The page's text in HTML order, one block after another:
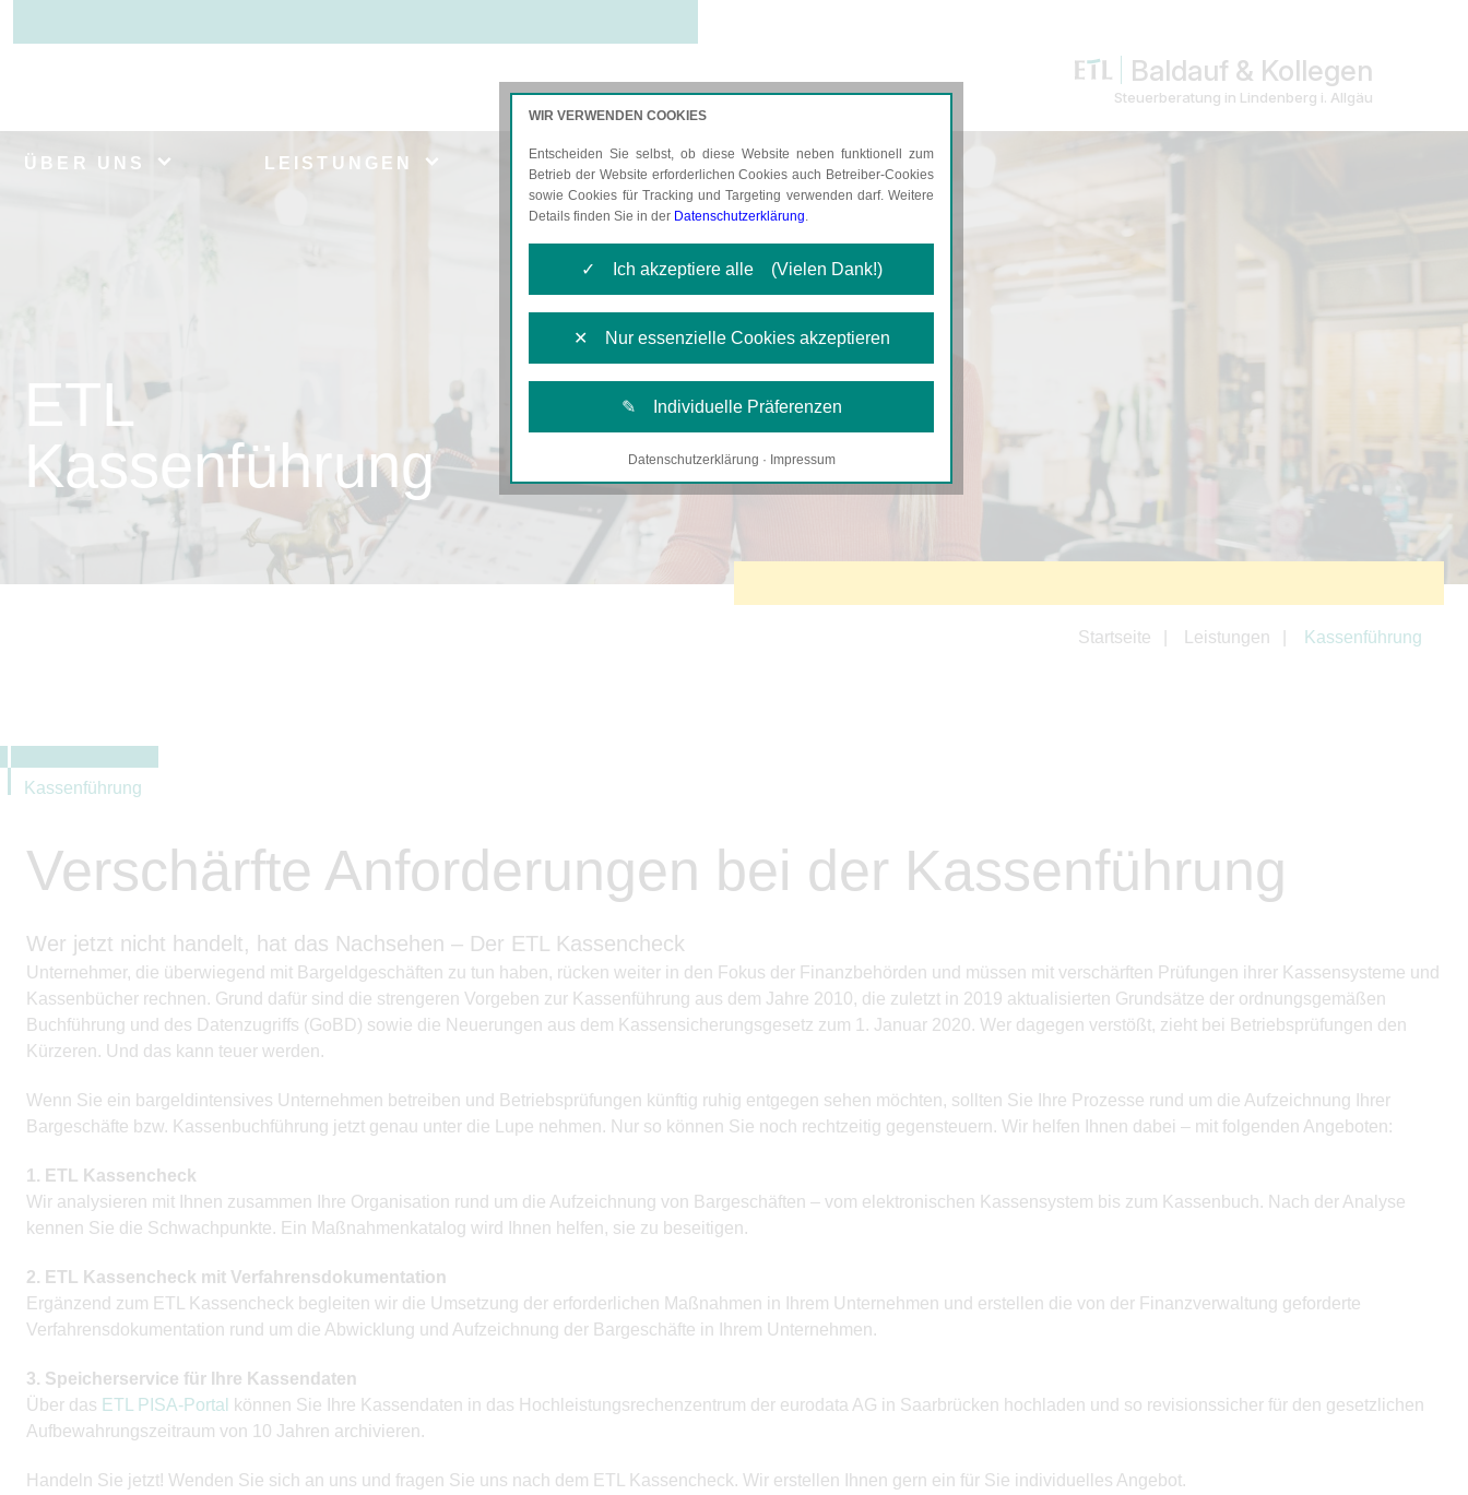
Baldauf & Kollegen
Steuerberatung in Lindenberg i. Allgäu
ÜBER UNS LEISTUNGEN AKTUELLES KARRIERE
ETL
Kassenführung
Startseite Leistungen Kassenführung
Kassenführung
Verschärfte Anforderungen bei der Kassenführung
Wer jetzt nicht handelt, hat das Nachsehen – Der ETL Kassencheck
Unternehmer, die überwiegend mit Bargeldgeschäften zu tun haben, rücken weiter in den Fokus der Finanzbehörden und müssen mit verschärften Prüfungen ihrer Kassensysteme und
Kassenbücher rechnen. Grund dafür sind die strengeren Vorgeben zur Kassenführung aus dem Jahre 2010, die zuletzt in 2019 aktualisierten Grundsätze der ordnungsgemäßen
Buchführung und des Datenzugriffs (GoBD) sowie die Neuerungen aus dem Kassensicherungsgesetz zum 1. Januar 2020. Wer dagegen verstößt, zieht bei Betriebsprüfungen den
Kürzeren. Und das kann teuer werden.
Wenn Sie ein bargeldintensives Unternehmen betreiben und Betriebsprüfungen künftig ruhig entgegen sehen möchten, sollten Sie Ihre Prozesse rund um die Aufzeichnung Ihrer
Bargeschäfte bzw. Kassenbuchführung jetzt genau unter die Lupe nehmen. Nur so können Sie noch rechtzeitig gegensteuern. Wir helfen Ihnen dabei – mit folgenden Angeboten:
1. ETL Kassencheck
Wir analysieren mit Ihnen zusammen Ihre Organisation rund um die Aufzeichnung von Bargeschäften – vom elektronischen Kassensystem bis zum Kassenbuch. Nach der Analyse
kennen Sie die Schwachpunkte. Ein Maßnahmenkatalog wird Ihnen helfen, sie zu beseitigen.
2. ETL Kassencheck mit Verfahrensdokumentation
Ergänzend zum ETL Kassencheck begleiten wir die Umsetzung der erforderlichen Maßnahmen in Ihrem Unternehmen und erstellen die von der Finanzverwaltung geforderte
Verfahrensdokumentation rund um die Abwicklung und Aufzeichnung der Bargeschäfte in Ihrem Unternehmen.
3. Speicherservice für Ihre Kassendaten
Über das ETL PISA-Portal
können Sie Ihre Kassendaten in das Hochleistungsrechenzentrum der eurodata AG in Saarbrücken hochladen und so revisionssicher für den gesetzlichen
Aufbewahrungszeitraum von 10 Jahren archivieren.
Handeln Sie jetzt! Wenden Sie sich an uns und fragen Sie uns nach dem ETL Kassencheck. Wir erstellen Ihnen gern ein für Sie individuelles Angebot.
WIR VERWENDEN COOKIES
Entscheiden Sie selbst, ob diese Website neben funktionell zum
Betrieb der Website erforderlichen Cookies auch Betreiber-Cookies
sowie Cookies für Tracking und Targeting verwenden darf. Weitere
Details finden Sie in der Datenschutzerklärung.
✓ Ich akzeptiere alle (Vielen Dank!)
✕ Nur essenzielle Cookies akzeptieren
✎ Individuelle Präferenzen
Notwendige Cookies
Tracking- und Targeting-Cookies
Diese Cookies sind erforderlich, um unsere Website auf Ihre
Datenschutzerklärung · Impressum